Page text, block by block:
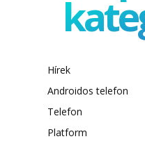
Hírek
Androidos telefon
Telefon
Platform